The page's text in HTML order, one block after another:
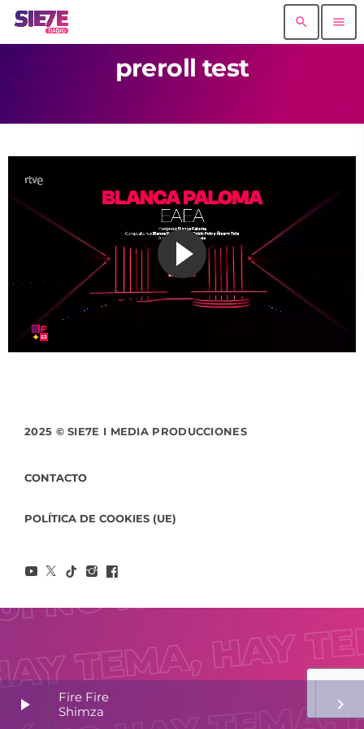
play_arrow
Fire Fire
Shimza
keyboard_arrow_right
search menu
preroll test
2025 © SIE7E I MEDIA PRODUCCIONES
CONTACTO
POLÍTICA DE COOKIES (UE)